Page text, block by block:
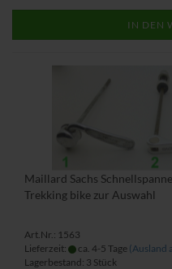
IN DEN
Maillard Sachs
Trekking bike zur Auswahl
Art.Nr.: 1563
Lieferzeit:
ca. 4-5 Tage (Ausland
Lagerbestand: 3 Stück